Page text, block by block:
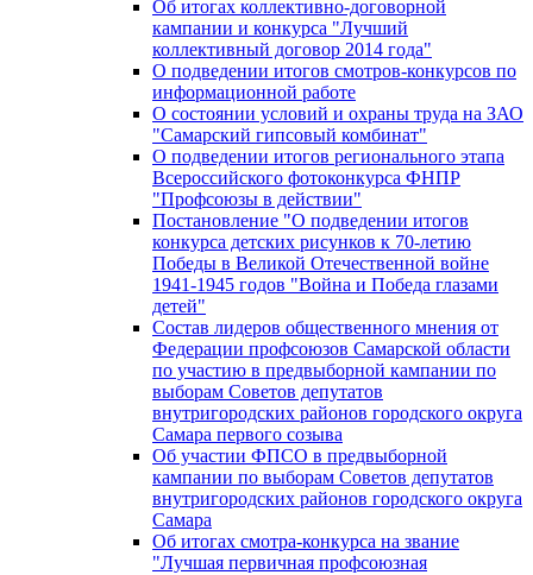
Об итогах коллективно-договорной
кампании и конкурса "Лучший
коллективный договор 2014 года"
О подведении итогов смотров-конкурсов по
информационной работе
О состоянии условий и охраны труда на ЗАО
"Самарский гипсовый комбинат"
О подведении итогов регионального этапа
Всероссийского фотоконкурса ФНПР
"Профсоюзы в действии"
Постановление "О подведении итогов
конкурса детских рисунков к 70-летию
Победы в Великой Отечественной войне
1941-1945 годов "Война и Победа глазами
детей"
Состав лидеров общественного мнения от
Федерации профсоюзов Самарской области
по участию в предвыборной кампании по
выборам Советов депутатов
внутригородских районов городского округа
Самара первого созыва
Об участии ФПСО в предвыборной
кампании по выборам Советов депутатов
внутригородских районов городского округа
Самара
Об итогах смотра-конкурса на звание
"Лучшая первичная профсоюзная